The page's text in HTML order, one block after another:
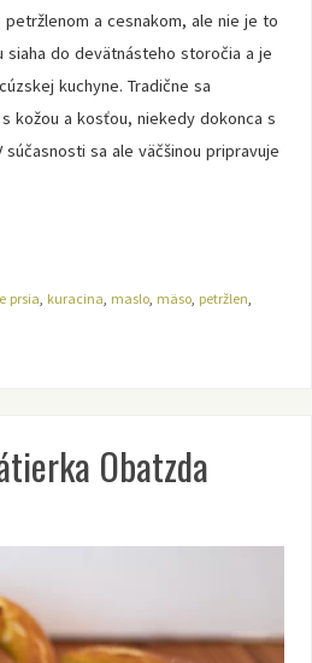
a cesnakom, ale nie je to
do devätnásteho storočia a je
kuchyne. Tradične sa
kožou a kosťou, niekedy dokonca s
sa ale väčšinou pripravuje
prsia, kuracina, maslo, mäso, petržlen,
Obatzda